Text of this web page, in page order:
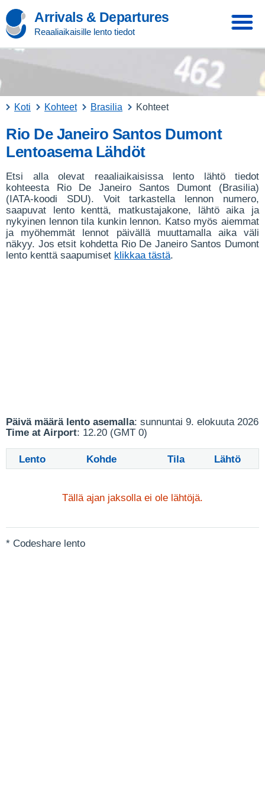
Arrivals & Departures
Reaaliaikaisille lento tiedot
Koti Kohteet Brasilia Kohteet
Rio De Janeiro Santos Dumont
Lentoasema Lähdöt
Etsi alla olevat reaaliaikaisissa lento lähtö tiedot
kohteesta Rio De Janeiro Santos Dumont (Brasilia)
(IATA-koodi SDU). Voit tarkastella lennon numero,
saapuvat lento kenttä, matkustajakone, lähtö aika ja
nykyinen lennon tila kunkin lennon. Katso myös aiemmat
ja myöhemmät lennot päivällä muuttamalla aika väli
näkyy. Jos etsit kohdetta Rio De Janeiro Santos Dumont
lento kenttä saapumiset klikkaa tästä.
Päivä määrä lento asemalla: sunnuntai 9. elokuuta 2026
Time at Airport: 12.20 (GMT 0)
Lento Kohde Tila Lähtö
Tällä ajan jaksolla ei ole lähtöjä.
* Codeshare lento